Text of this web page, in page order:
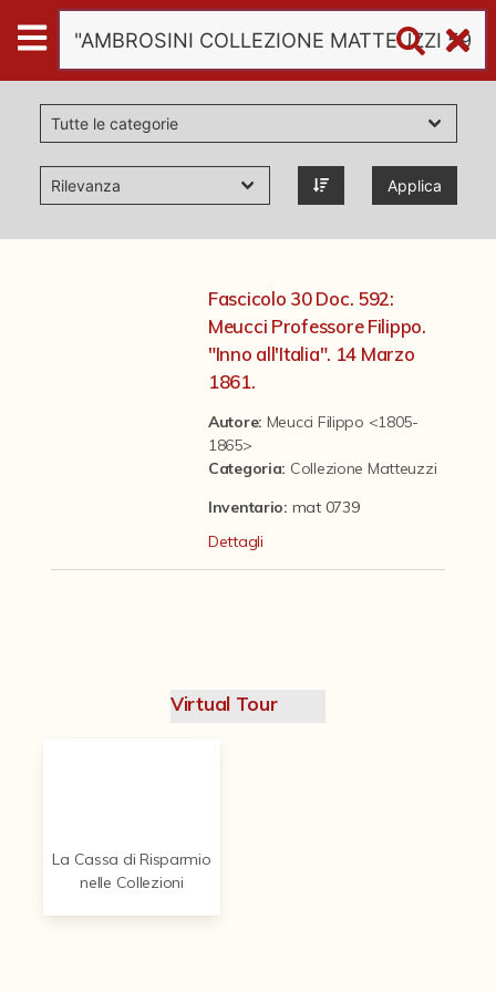
Digital
Humanities
Donazioni
Pubblicazioni
Il progetto Digital Humanities
Applica
Fascicolo 30 Doc. 592:
Meucci Professore Filippo.
"Inno all'Italia". 14 Marzo
1861.
Autore: Meucci Filippo <1805-
1865>
Categoria: Collezione Matteuzzi
Inventario: mat 0739
Dettagli
Virtual Tour
La Cassa di Risparmio
nelle Collezioni